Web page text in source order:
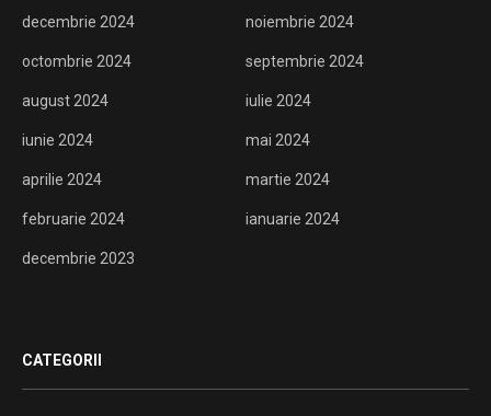
decembrie 2024 noiembrie 2024
octombrie 2024 septembrie 2024
august 2024 iulie 2024
iunie 2024 mai 2024
aprilie 2024 martie 2024
februarie 2024 ianuarie 2024
decembrie 2023
CATEGORII